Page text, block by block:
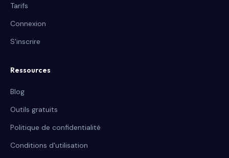
Tarifs
Connexion
S'inscrire
Ressources
Blog
Outils gratuits
Politique de confidentialité
Conditions d'utilisation